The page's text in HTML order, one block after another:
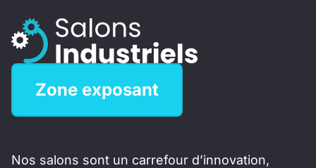
Zone exposant
Nos salons sont un carrefour d’innovation,